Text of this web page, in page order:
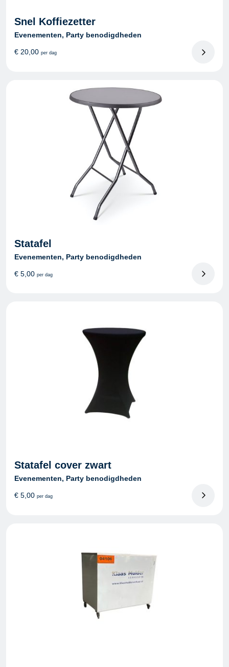
Snel Koffiezetter
Evenementen, Party benodigdheden
€ 20,00 per dag
Statafel
Evenementen, Party benodigdheden
€ 5,00 per dag
Statafel cover zwart
Evenementen, Party benodigdheden
€ 5,00 per dag